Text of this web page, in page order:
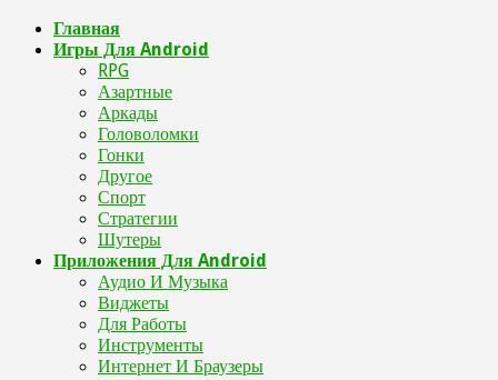
Главная
Игры Для Android
RPG
Азартные
Аркады
Головоломки
Гонки
Другое
Спорт
Стратегии
Шутеры
Приложения Для Android
Аудио И Музыка
Виджеты
Для Работы
Инструменты
Интернет И Браузеры